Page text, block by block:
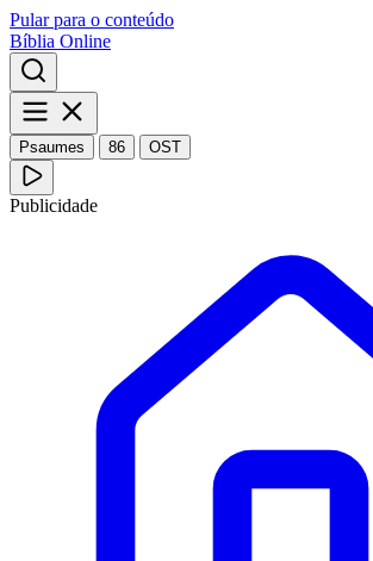
Pular para o conteúdo
Bíblia Online
Psaumes 86 OST
Publicidade